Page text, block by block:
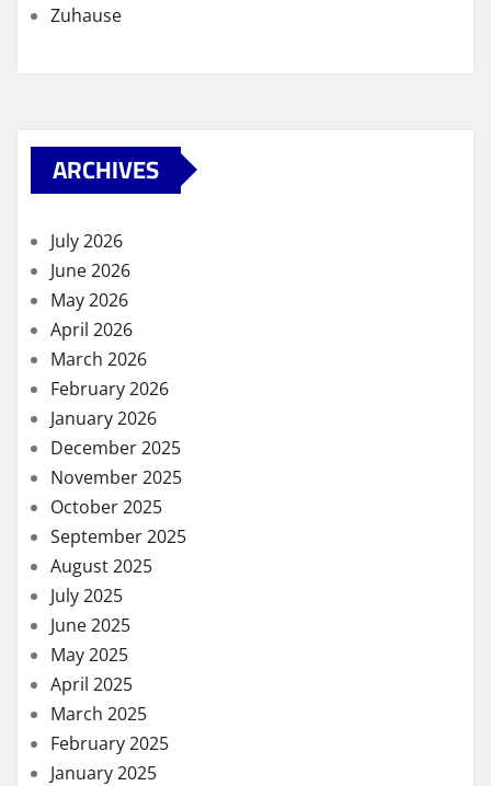
Zuhause
ARCHIVES
July 2026
June 2026
May 2026
April 2026
March 2026
February 2026
January 2026
December 2025
November 2025
October 2025
September 2025
August 2025
July 2025
June 2025
May 2025
April 2025
March 2025
February 2025
January 2025